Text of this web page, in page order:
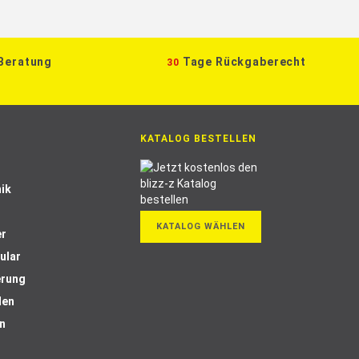
30 Tage Rückgaberecht
KATALOG BESTELLEN
KATALOG WÄHLEN